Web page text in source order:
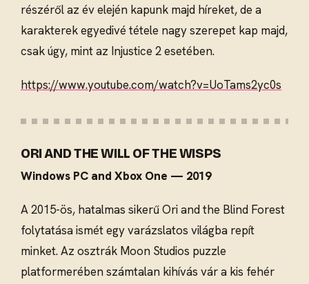
részéről az év elején kapunk majd híreket, de a
karakterek egyedivé tétele nagy szerepet kap majd,
csak úgy, mint az Injustice 2 esetében.
https://www.youtube.com/watch?v=UoTams2yc0s
ORI AND THE WILL OF THE WISPS
Windows PC and Xbox One — 2019
A 2015-ös, hatalmas sikerű Ori and the Blind Forest
folytatása ismét egy varázslatos világba repít
minket. Az osztrák Moon Studios puzzle
platformerében számtalan kihívás vár a kis fehér